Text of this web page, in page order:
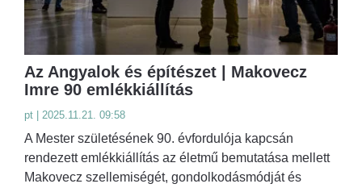
Az Angyalok és építészet | Makovecz
Imre 90 emlékkiállítás
pt | 2025.11.21. 09:58
A Mester születésének 90. évfordulója kapcsán
rendezett emlékkiállítás az életmű bemutatása mellett
Makovecz szellemiségét, gondolkodásmódját és